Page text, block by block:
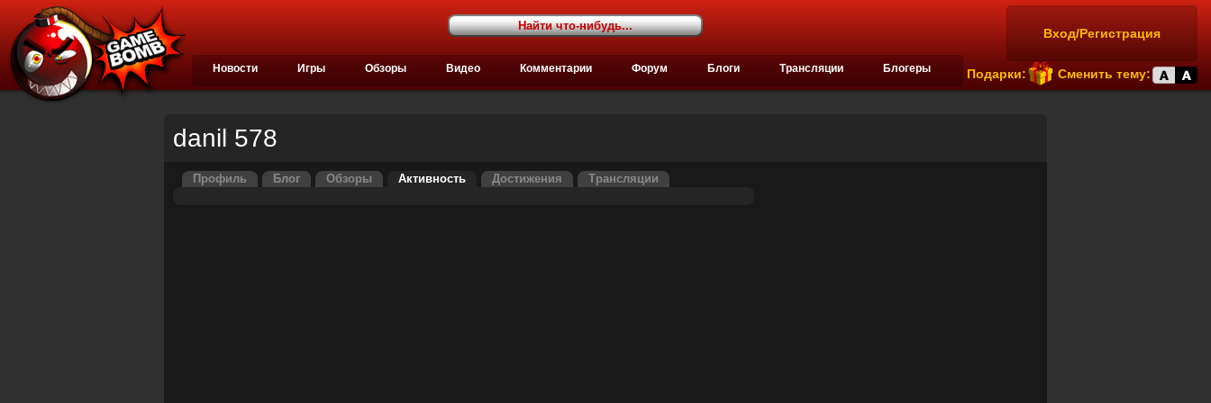
Вход/Регистрация
Подарки: Сменить тему:
Новости Игры Обзоры Видео Комментарии Форум Блоги Трансляции Блогеры
danil 578
Профиль Блог Обзоры Активность Достижения Трансляции